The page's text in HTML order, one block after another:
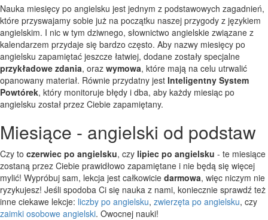
Nauka miesięcy po angielsku jest jednym z podstawowych zagadnień,
które przyswajamy sobie już na początku naszej przygody z językiem
angielskim. I nic w tym dziwnego, słownictwo angielskie związane z
kalendarzem przydaje się bardzo często. Aby nazwy miesięcy po
angielsku zapamiętać jeszcze łatwiej, dodane zostały specjalne
przykładowe zdania, oraz wymowa, które mają na celu utrwalić
opanowany materiał. Równie przydatny jest Inteligentny System
Powtórek, który monitoruje błędy i dba, aby każdy miesiąc po
angielsku został przez Ciebie zapamiętany.
Miesiące - angielski od podstaw
Czy to czerwiec po angielsku, czy lipiec po angielsku - te miesiące
zostaną przez Ciebie prawidłowo zapamiętane i nie będą się więcej
mylić! Wypróbuj sam, lekcja jest całkowicie darmowa, więc niczym nie
ryzykujesz! Jeśli spodoba Ci się nauka z nami, koniecznie sprawdź też
inne ciekawe lekcje: liczby po angielsku, zwierzęta po angielsku, czy
zaimki osobowe angielski. Owocnej nauki!